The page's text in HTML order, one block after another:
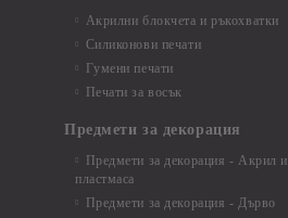
Акрилни блокчета и ръкохватки
Силиконови печати
Гумени печати
Печати за восък
Предмети за декорация
Предмети за декорация - Акрил и
пластмаса
Предмети за декорация - Дърво